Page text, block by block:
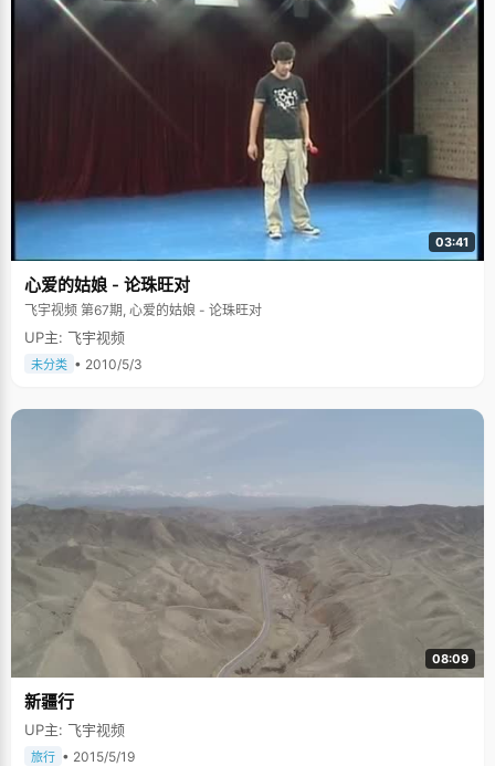
03:41
心爱的姑娘 - 论珠旺对
飞宇视频 第67期, 心爱的姑娘 - 论珠旺对
UP主: 飞宇视频
未分类 • 2010/5/3
08:09
新疆行
UP主: 飞宇视频
旅行 • 2015/5/19